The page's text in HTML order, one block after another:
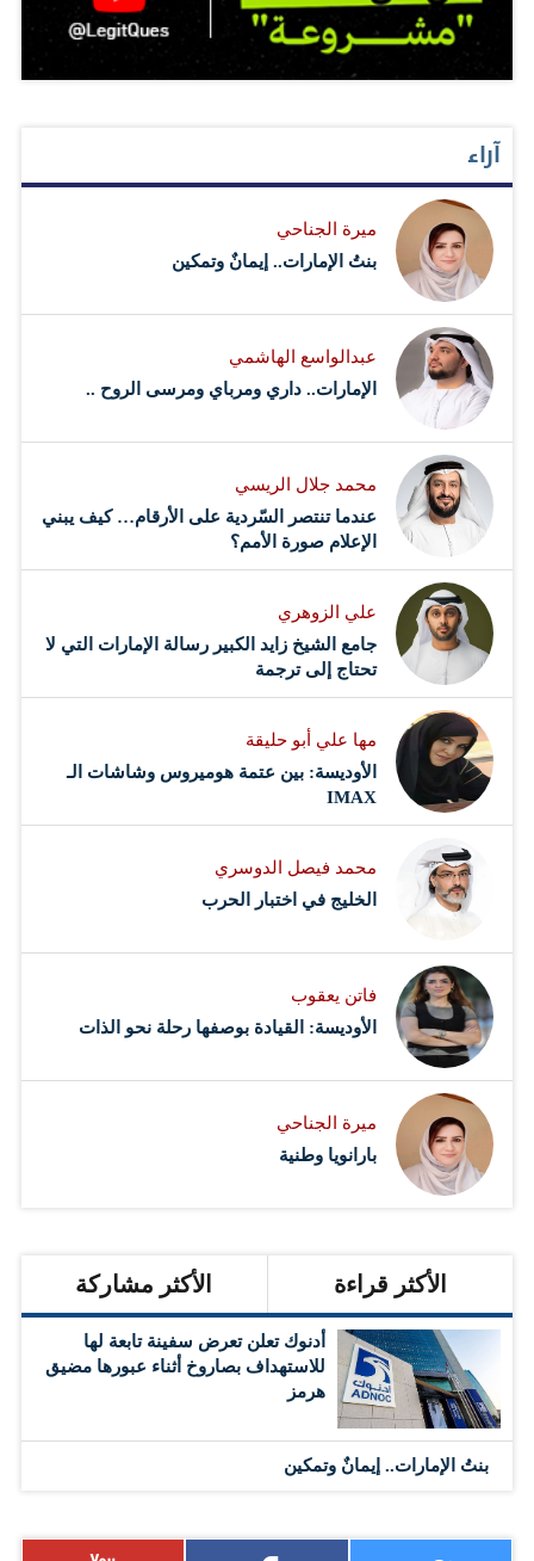
آراء
ميرة الجناحي
بنتُ الإمارات.. إيمانٌ وتمكين
عبدالواسع الهاشمي
الإمارات.. داري ومرباي ومرسى الروح ..
محمد جلال الريسي
عندما تنتصر السّردية على الأرقام… كيف يبني
الإعلام صورة الأمم؟
علي الزوهري
جامع الشيخ زايد الكبير رسالة الإمارات التي لا
تحتاج إلى ترجمة
مها علي أبو حليقة
الأوديسة: بين عتمة هوميروس وشاشات الـ
IMAX
محمد فيصل الدوسري ​
‏الخليج في اختبار الحرب
فاتن يعقوب
الأوديسة: القيادة بوصفها رحلة نحو الذات
ميرة الجناحي
بارانويا وطنية
الأكثر قراءة الأكثر مشاركة
أدنوك تعلن تعرض سفينة تابعة لها
للاستهداف بصاروخ أثناء عبورها مضيق
هرمز
بنتُ الإمارات.. إيمانٌ وتمكين